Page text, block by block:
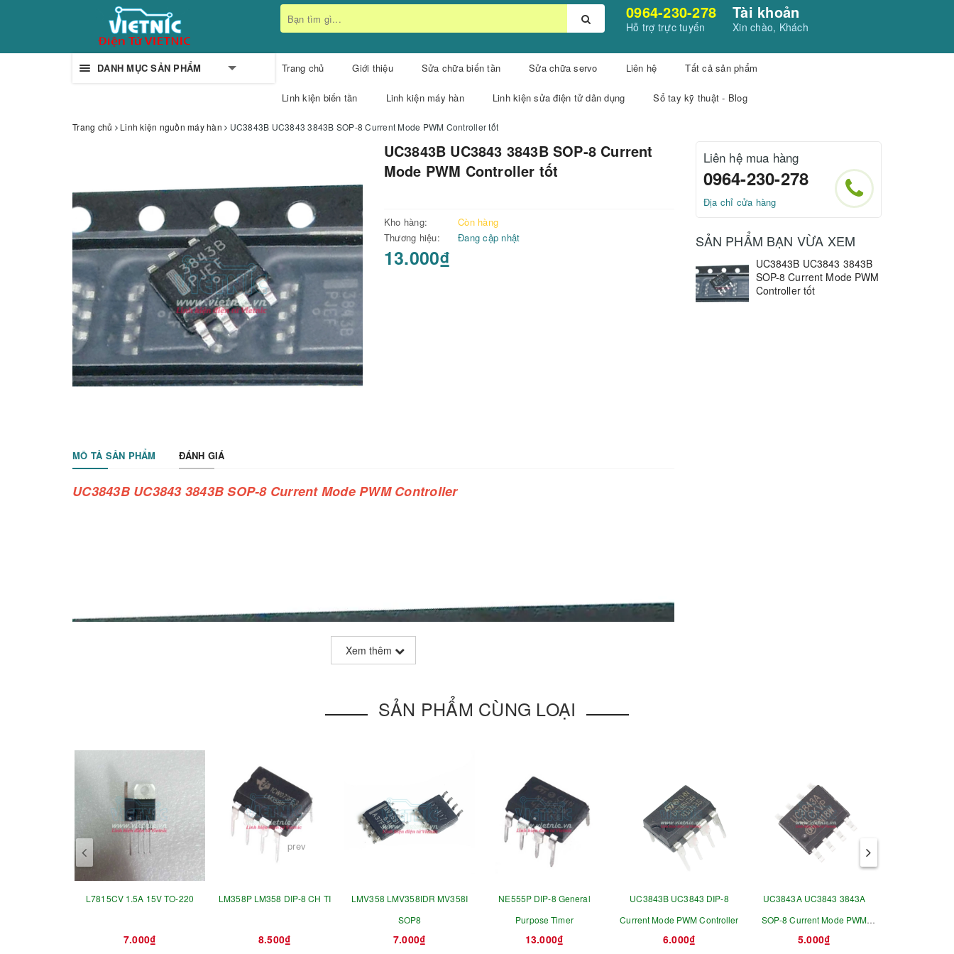
0964-230-278
Hỗ trợ trực tuyến
Tài khoản
Xin chào, Khách
DANH MỤC SẢN PHẨM Trang chủ Giới thiệu Sửa chữa biến tần Sửa chữa servo Liên hệ Tất cả sản phẩm
Linh kiện biến tần Linh kiện máy hàn Linh kiện sửa điện tử dân dụng Sổ tay kỹ thuật - Blog
Trang chủ Linh kiện nguồn máy hàn UC3843B UC3843 3843B SOP-8 Current Mode PWM Controller tốt
UC3843B UC3843 3843B SOP-8 Current
Mode PWM Controller tốt
Kho hàng:
Còn hàng
Thương hiệu:
Đang cập nhật
13.000₫
MÔ TẢ SẢN PHẨM ĐÁNH GIÁ
UC3843B UC3843 3843B SOP-8 Current Mode PWM Controller
Xem thêm
Liên hệ mua hàng
0964-230-278
Địa chỉ cửa hàng
SẢN PHẨM BẠN VỪA XEM
UC3843B UC3843 3843B
SOP-8 Current Mode PWM
Controller tốt
SẢN PHẨM CÙNG LOẠI
L7815CV 1.5A 15V TO-220
7.000₫
LM358P LM358 DIP-8 CH TI
8.500₫
LMV358 LMV358IDR MV358I
SOP8
7.000₫
NE555P DIP-8 General
Purpose Timer
13.000₫
UC3843B UC3843 DIP-8
Current Mode PWM Controller
6.000₫
UC3843A UC3843 3843A
SOP-8 Current Mode PWM
Controller
5.000₫
prev